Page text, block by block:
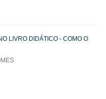
LIVRO DIDÁTICO - COMO O